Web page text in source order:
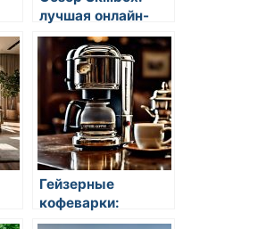
лучшая онлайн-
платформа для
развития веб-
дизайнеров и
программистов
Гейзерные
кофеварки:
история и